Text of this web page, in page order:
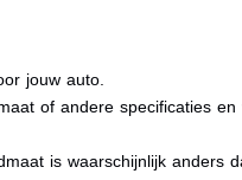
jouw auto.
of andere specificaties en
is waarschijnlijk anders